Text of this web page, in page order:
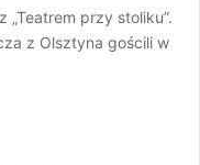
„Teatrem przy stoliku”.
z Olsztyna gościli w